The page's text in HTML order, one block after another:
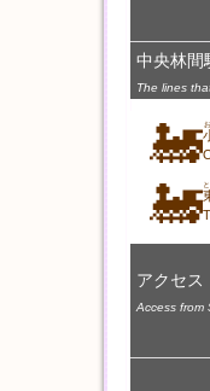
中央林間
The lines
🚂
🚂
アクセス
Access from